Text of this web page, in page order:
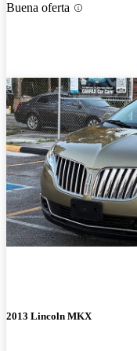
Buena oferta
2013 Lincoln MKX